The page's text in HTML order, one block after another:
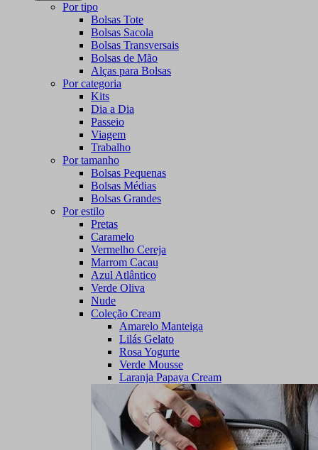
Por tipo
Bolsas Tote
Bolsas Sacola
Bolsas Transversais
Bolsas de Mão
Alças para Bolsas
Por categoria
Kits
Dia a Dia
Passeio
Viagem
Trabalho
Por tamanho
Bolsas Pequenas
Bolsas Médias
Bolsas Grandes
Por estilo
Pretas
Caramelo
Vermelho Cereja
Marrom Cacau
Azul Atlântico
Verde Oliva
Nude
Coleção Cream
Amarelo Manteiga
Lilás Gelato
Rosa Yogurte
Verde Mousse
Laranja Papaya Cream